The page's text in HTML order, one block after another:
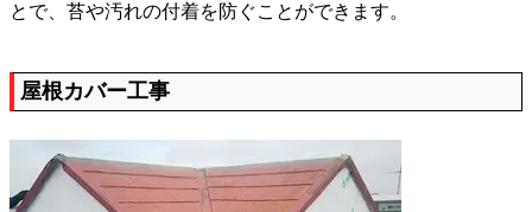
とで、苔や汚れの付着を防ぐことができます。
屋根カバー工事